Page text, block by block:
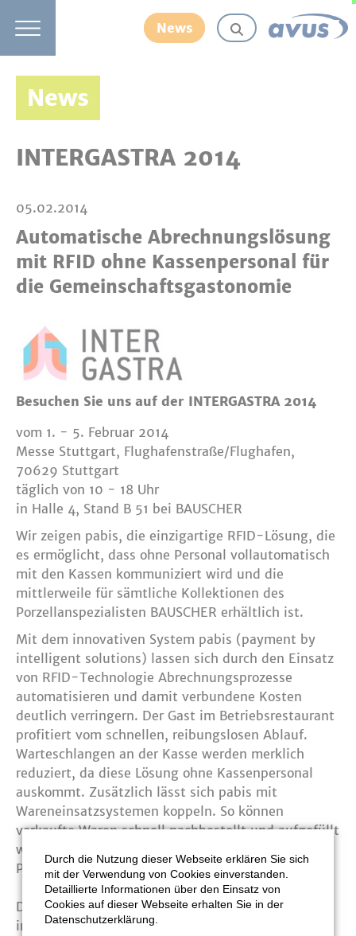
News
News
INTERGASTRA 2014
05.02.2014
Automatische Abrechnungslösung
mit RFID ohne Kassenpersonal für
die Gemeinschaftsgastonomie
Besuchen Sie uns auf der INTERGASTRA 2014
vom 1. - 5. Februar 2014
Messe Stuttgart, Flughafenstraße/Flughafen,
70629 Stuttgart
täglich von 10 - 18 Uhr
in Halle 4, Stand B 51 bei BAUSCHER
Wir zeigen pabis, die einzigartige RFID-Lösung, die
es ermöglicht, dass ohne Personal vollautomatisch
mit den Kassen kommuniziert wird und die
mittlerweile für sämtliche Kollektionen des
Porzellanspezialisten BAUSCHER erhältlich ist.
Mit dem innovativen System pabis (payment by
intelligent solutions) lassen sich durch den Einsatz
von RFID-Technologie Abrechnungsprozesse
automatisieren und damit verbundene Kosten
deutlich verringern. Der Gast im Betriebsrestaurant
profitiert vom schnellen, reibungslosen Ablauf.
Warteschlangen an der Kasse werden merklich
reduziert, da diese Lösung ohne Kassenpersonal
auskommt. Zusätzlich lässt sich pabis mit
Wareneinsatzsystemen koppeln. So können
verkaufte Waren schnell nachbestellt und aufgefüllt
werden. Das garantiert eine hohe
Planungssicherheit.
Der Anspruch an das Porzellandesign wächst auch
in der Gemeinschaftsgastronomie, verbunden mit
Durch die Nutzung dieser Webseite erklären Sie sich
mit der Verwendung von Cookies einverstanden.
Detaillierte Informationen über den Einsatz von
Cookies auf dieser Webseite erhalten Sie in der
Datenschutzerklärung.